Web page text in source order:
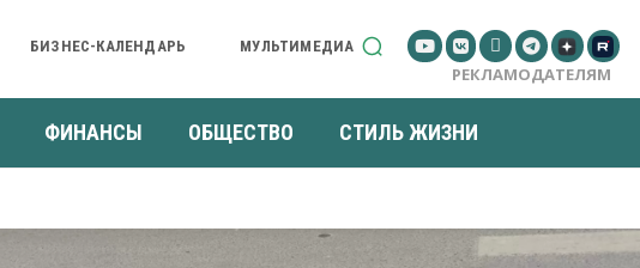
БИЗНЕС-КАЛЕНДАРЬ МУЛЬТИМЕДИА
РЕКЛАМОДАТЕЛЯМ
ФИНАНСЫ ОБЩЕСТВО СТИЛЬ ЖИЗНИ